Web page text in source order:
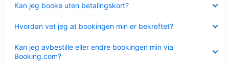
Kan jeg booke uten betalingskort?
mindre
Hvordan vet jeg at bookingen min er bekreftet?
mindre
Kan jeg avbestille eller endre bookingen min via
Booking.com?
mindre